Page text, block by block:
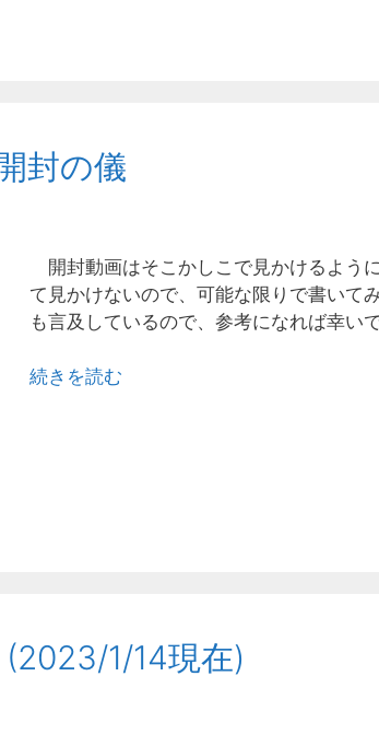
封の儀
開封動画はそこかしこで見かけるよう
て見かけないので、可能な限りで書いて
も言及しているので、参考になれば幸いで
続きを読む
1/14現在)